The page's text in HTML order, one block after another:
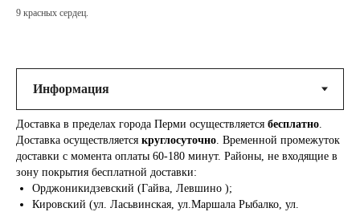
9 красных сердец.
Доставка в пределах города Перми осуществляется бесплатно.
Доставка осуществляется круглосуточно. Временной промежуток
доставки с момента оплаты 60-180 минут. Районы, не входящие в
зону покрытия бесплатной доставки:
Орджоникидзевский (Гайва, Левшино );
Кировский (ул. Ласьвинская, ул.Маршала Рыбалко, ул.